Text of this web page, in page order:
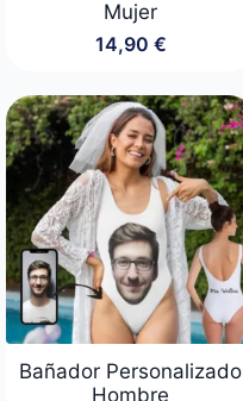
Mujer
14,90 €
Bañador Personalizado
Hombre